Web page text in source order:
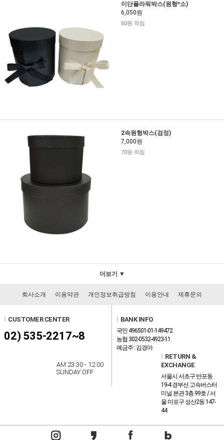
이단플라워박스(원형*소)
6,050원
60원 적립
2속원형박스(검정)
7,000원
70원 적립
더보기 ▼
회사소개 이용약관 개인정보취급방침 이용안내 제휴문의
CUSTOMER CENTER
02) 535-2217~8
AM 23:30 - 12:00
SUNDAY OFF
BANK INFO
국민 496501-01-149472
농협 302-0532-4923-11
예금주 : 김경아
RETURN &
EXCHANGE
서울시 서초구 반포동
19-4 경부선 고속버스터
미널 본관 3층 99호 / 서
울 마포구 성산2동 147-
44